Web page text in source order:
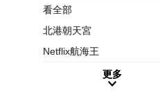
看全部
北港朝天宮
Netflix航海王
更多